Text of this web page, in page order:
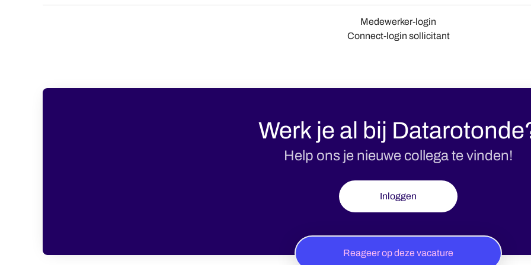
Reageer op deze vacature
Medewerker-login
Connect-login sollicitant
Werk je al bij
Help ons je nieuwe collega te vinden!
Inloggen